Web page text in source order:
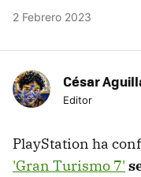
2 Febrero 2023
César
Editor
PlayStation ha
'Gran Turismo 7'